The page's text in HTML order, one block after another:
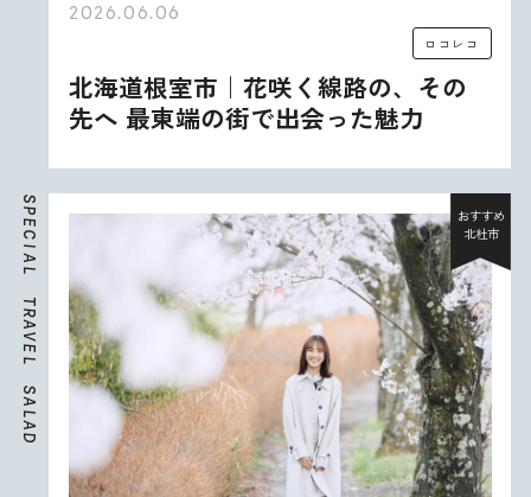
2026.06.06
ロコレコ
北海道根室市｜花咲く線路の、その
先へ 最東端の街で出会った魅力
S
P
E
C
I
A
L
T
R
A
V
E
L
S
A
L
A
D
おすすめ
北杜市